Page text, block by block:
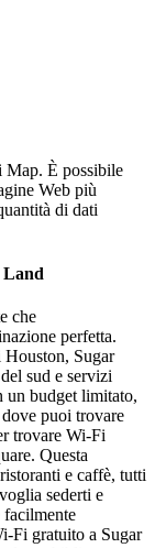
Map. È possibile
Web più
di dati
Land
che
perfetta.
Houston, Sugar
sud e servizi
un budget limitato,
puoi trovare
trovare Wi-Fi
Questa
e caffè, tutti
sederti e
facilmente
Fi gratuito a Sugar